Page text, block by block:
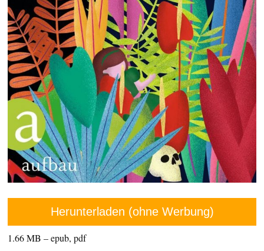
Herunterladen (ohne Werbung)
1.66 MB – epub, pdf